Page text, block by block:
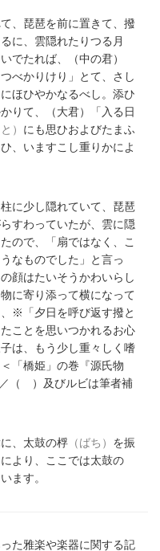
、琵琶を前に置きて、撥
に、雲隠れたりつる月
でたれば、（中の君）
べかりけり」とて、さし
ほひやかなるべし。添ひ
りて、（大君）「入る日
） にも思ひおよびたまふ
、いますこし重りかによ
に少し隠れていて、琵琶
すわっていたが、雲に隠
ので、「扇ではなく、こ
なものでした」と言っ
顔はたいそうかわいらし
に寄り添って横になって
※「夕日を呼び返す撥と
ことを思いつかれるお心
は、もう少し重々しく嗜
「橋姫」の巻『源氏物
（ ）及びルビは筆者補
に、太鼓の桴 （ばち） を振
より、ここでは太鼓の
ます。
た雅楽や楽器に関する記